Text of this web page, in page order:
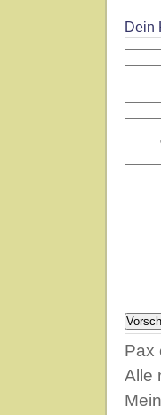
Dein
Pax
Alle